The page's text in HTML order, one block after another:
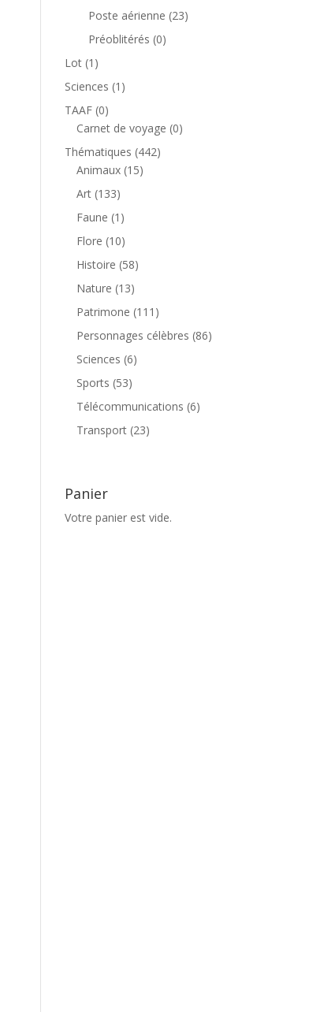
Poste aérienne 2323
Préoblitérés 00
Lot 1 1
produit
Sciences 1 1
TAAF 00
produit
Carnet de voyage 00
Thématiques 442442
Animaux 1515
Art 133133
produits
Faune 1 1
produit
Flore 1010
produits
Histoire 5858
Nature 1313
produits
Patrimone 111 111
produits
Personnages célèbres 8686
Sciences 66
Sports 5353
produits
Télécommunications 66
Transport 2323
Panier
Votre panier est vide.